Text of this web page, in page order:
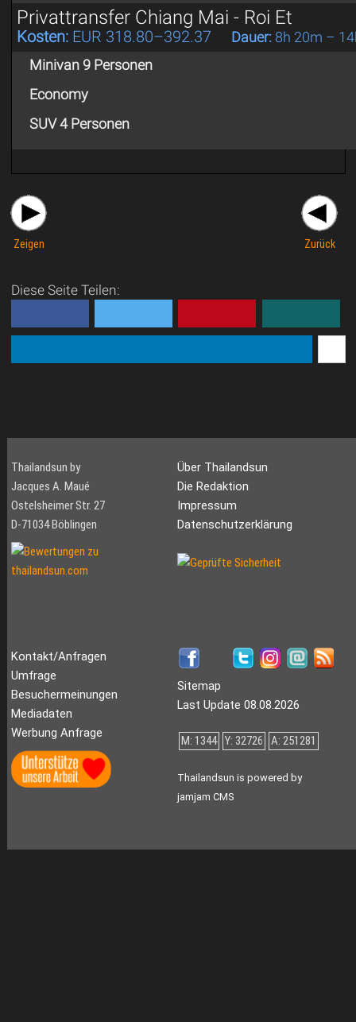
Privattransfer Chiang Mai - Roi Et
Kosten:EUR 318.80–392.37 Dauer:8h 20m –
Minivan 9 Personen
Economy
SUV 4 Personen
Zeigen Zurück
Diese Seite Teilen:
Thailandsun by
Jacques A. Maué
Ostelsheimer Str. 27
D-71034 Böblingen
Über Thailandsun
Die Redaktion
Impressum
Datenschutzerklärung
Kontakt/Anfragen
Umfrage
Besuchermeinungen
Mediadaten
Werbung Anfrage
Sitemap
Last Update 08.08.2026
M: 1344 Y: 32726 A: 251281
Thailandsun is powered by
jamjam CMS